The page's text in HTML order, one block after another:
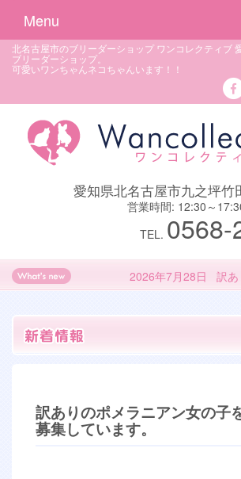
北名古屋市のブリーダーショップ ワンコレクティブ
ブリーダーショップ。
可愛いワンちゃんネコちゃんいます！！
愛知県北名古屋市九之坪竹
営業時間: 12:30～
TEL. 0568-
Menu
2026年7月28日 訳あ
訳ありのポメラニアン女の子
募集しています。